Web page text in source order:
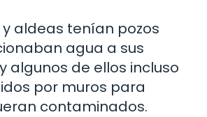
y aldeas tenían pozos
agua a sus
algunos de ellos incluso
por muros para
contaminados.